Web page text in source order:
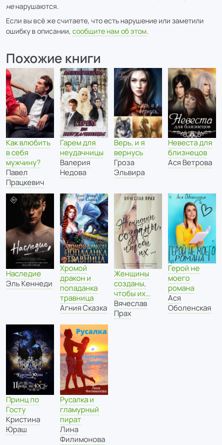
ненарушаются.
Если вы всё же считаете, что есть нарушение или заметили
ошибку в описании, сообщите нам об этом.
Похожие книги
Как влюбить
в себя
мужчину?
Павел
Працкевич
Гарем для
неудачницы
Валерия
Недова
Верь, и я
вернусь
Гроза
Эльвира
Невеста для
близнецов
Ася Ветрова
Наследие
Эль Кеннеди
Хромой
дракон и
попаданка
травница
Агния Сказка
Женщины
созданы,
чтобы их…
Вячеслав
Прах
Герой не
моего
романа
Ася
Оболенская
Принц по
Госту
Кристина
Юраш
Русалка и
гламурный
пират
Лина
Филимонова